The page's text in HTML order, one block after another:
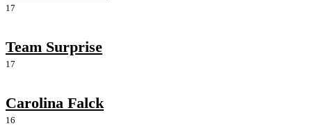
17
Team Surprise
17
Carolina Falck
16